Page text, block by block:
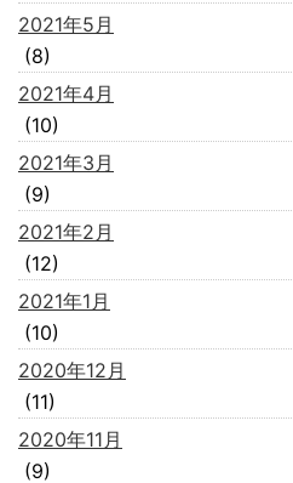
2021年5月
(8)
2021年4月
(10)
2021年3月
(9)
2021年2月
(12)
2021年1月
(10)
2020年12月
(11)
2020年11月
(9)